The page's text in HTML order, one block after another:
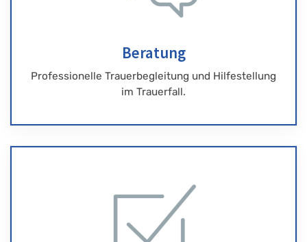
Beratung
Professionelle Trauerbegleitung und Hilfestellung
im Trauerfall.